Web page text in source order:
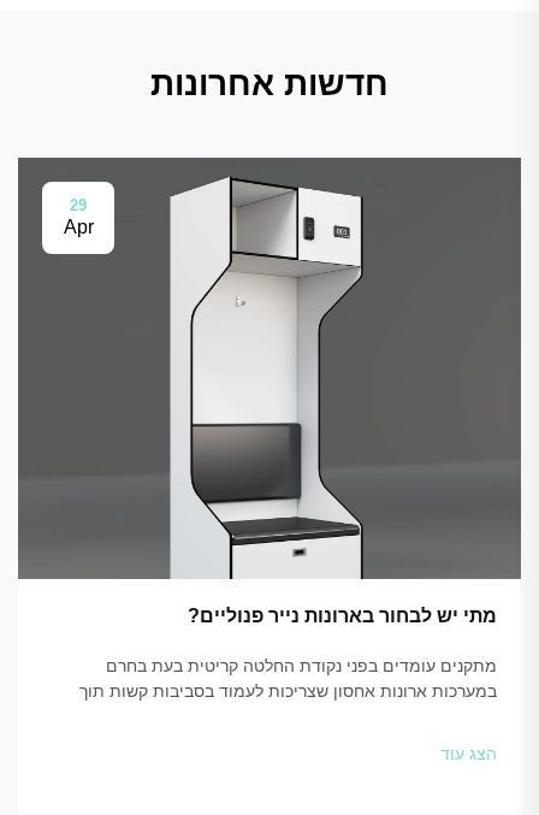
חדשות אחרונות
29
Apr
מתי יש לבחור בארונות נייר פנוליים?
מתקנים עומדים בפני נקודת החלטה קריטית בעת בחרם
במערכות ארונות אחסון שצריכות לעמוד בסביבות קשות תוך
הצג עוד